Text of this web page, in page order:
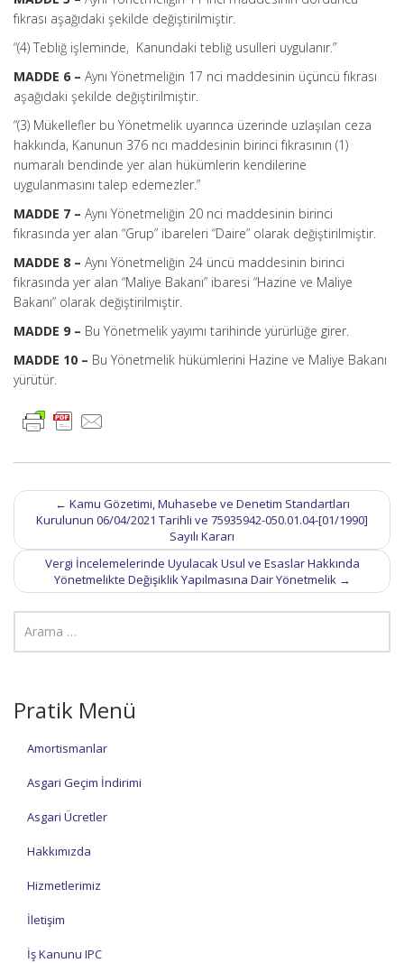
fıkrası aşağıdaki şekilde değiştirilmiştir.
“(4) Tebliğ işleminde, Kanundaki tebliğ usulleri uygulanır.”
MADDE 6 – Aynı Yönetmeliğin 17 nci maddesinin üçüncü fıkrası
aşağıdaki şekilde değiştirilmiştir.
“(3) Mükellefler bu Yönetmelik uyarınca üzerinde uzlaşılan ceza
hakkında, Kanunun 376 ncı maddesinin birinci fıkrasının (1)
numaralı bendinde yer alan hükümlerin kendilerine
uygulanmasını talep edemezler.”
MADDE 7 – Aynı Yönetmeliğin 20 nci maddesinin birinci
fıkrasında yer alan “Grup” ibareleri “Daire” olarak değiştirilmiştir.
MADDE 8 – Aynı Yönetmeliğin 24 üncü maddesinin birinci
fıkrasında yer alan “Maliye Bakanı” ibaresi “Hazine ve Maliye
Bakanı” olarak değiştirilmiştir.
MADDE 9 – Bu Yönetmelik yayımı tarihinde yürürlüğe girer.
MADDE 10 – Bu Yönetmelik hükümlerini Hazine ve Maliye Bakanı
yürütür.
Post
navigation
← Kamu Gözetimi, Muhasebe ve Denetim Standartları
Kurulunun 06/04/2021 Tarihli ve 75935942-050.01.04-[01/1990]
Sayılı Kararı
Vergi İncelemelerinde Uyulacak Usul ve Esaslar Hakkında
Yönetmelikte Değişiklik Yapılmasına Dair Yönetmelik →
Pratik Menü
Amortismanlar
Asgari Geçim İndirimi
Asgari Ücretler
Hakkımızda
Hizmetlerimiz
İletişim
İş Kanunu IPC